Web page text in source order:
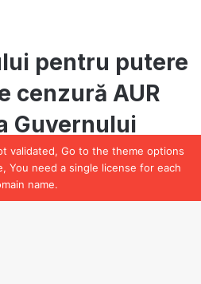
validated, Go to the theme options
You need a single license for each
name.